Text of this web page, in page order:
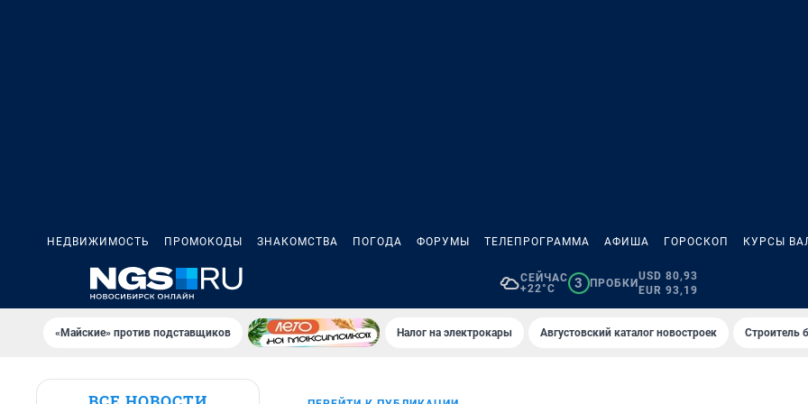
НЕДВИЖИМОСТЬ ПРОМОКОДЫ ЗНАКОМСТВА ПОГОДА ФОРУМЫ ТЕЛЕПРОГРАММА АФИША ГОРОСКОП КУРСЫ
СЕЙЧАС
+22°C
3 ПРОБКИ
USD 80,93
EUR 93,19
«Майские» против подставщиков Налог на электрокары Августовский каталог новостроек Строитель